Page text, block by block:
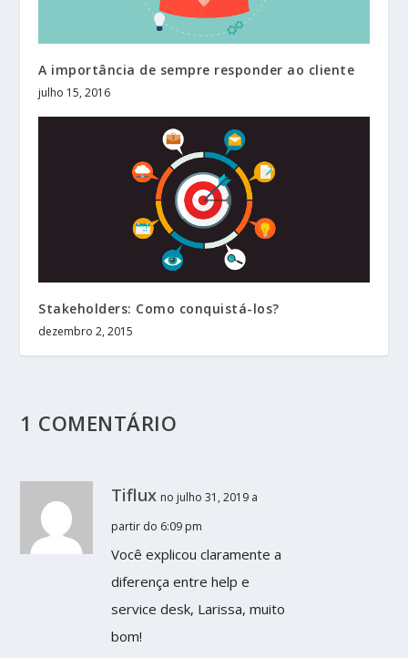
A importância de sempre responder ao cliente
julho 15, 2016
Stakeholders: Como conquistá-los?
dezembro 2, 2015
1 COMENTÁRIO
Tiflux no julho 31, 2019 a
partir do 6:09 pm
Você explicou claramente a
diferença entre help e
service desk, Larissa, muito
bom!